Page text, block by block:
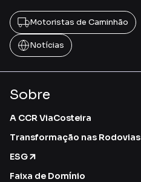
Motoristas de Caminhão
Notícias
Sobre
A CCR ViaCosteira
Transformação nas Rodovias
ESG
Faixa de Domínio